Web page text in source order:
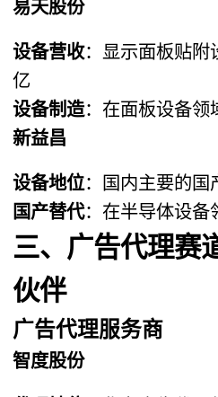
易天股份
设备营收：显示面板贴附
亿
设备制造：在面板设备领
新益昌
设备地位：国内主要的国
国产替代：在半导体设备
三、广告代理赛
伙伴
广告代理服务商
智度股份